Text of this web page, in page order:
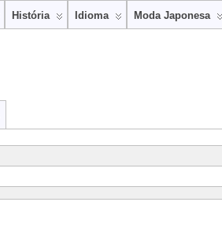
História Idioma Moda Japonesa